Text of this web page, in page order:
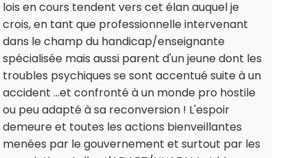
lois en cours tendent vers cet élan auquel je
crois, en tant que professionnelle intervenant
dans le champ du handicap/enseignante
spécialisée mais aussi parent d'un jeune dont les
troubles psychiques se sont accentué suite à un
accident ...et confronté à un monde pro hostile
ou peu adapté à sa reconversion ! L'espoir
demeure et toutes les actions bienveillantes
menées par le gouvernement et surtout par les